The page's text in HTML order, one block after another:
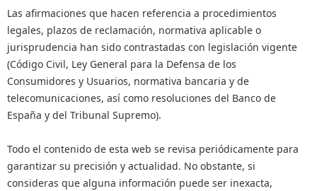
Las afirmaciones que hacen referencia a procedimientos
legales, plazos de reclamación, normativa aplicable o
jurisprudencia han sido contrastadas con legislación vigente
(Código Civil, Ley General para la Defensa de los
Consumidores y Usuarios, normativa bancaria y de
telecomunicaciones, así como resoluciones del Banco de
España y del Tribunal Supremo).
Todo el contenido de esta web se revisa periódicamente para
garantizar su precisión y actualidad. No obstante, si
consideras que alguna información puede ser inexacta,